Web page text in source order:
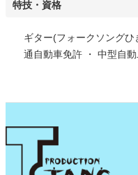
特技・資格
ギター(フォークソング
通自動車免許 ・ 中型自